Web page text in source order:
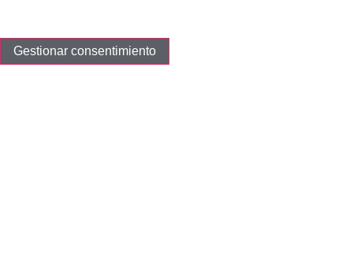
Gestionar consentimiento